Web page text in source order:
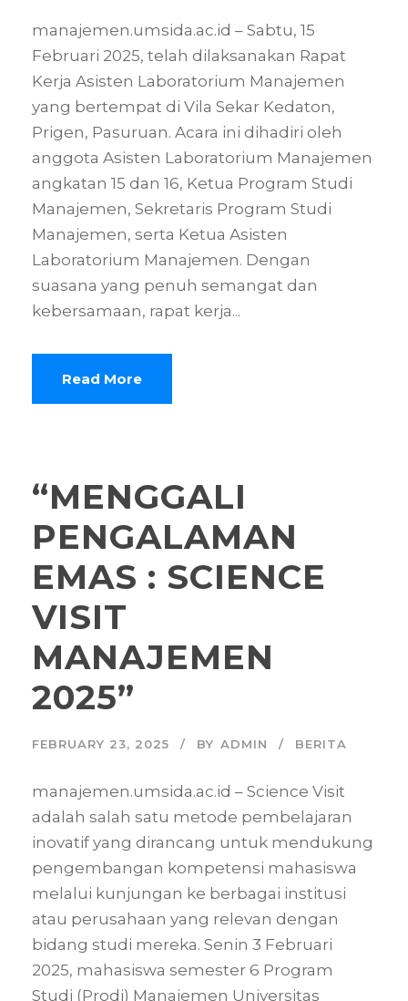
manajemen.umsida.ac.id – Sabtu, 15
Februari 2025, telah dilaksanakan Rapat
Kerja Asisten Laboratorium Manajemen
yang bertempat di Vila Sekar Kedaton,
Prigen, Pasuruan. Acara ini dihadiri oleh
anggota Asisten Laboratorium Manajemen
angkatan 15 dan 16, Ketua Program Studi
Manajemen, Sekretaris Program Studi
Manajemen, serta Ketua Asisten
Laboratorium Manajemen. Dengan
suasana yang penuh semangat dan
kebersamaan, rapat kerja...
Read More
“MENGGALI
PENGALAMAN
EMAS : SCIENCE
VISIT
MANAJEMEN
2025”
FEBRUARY 23, 2025 BY ADMIN BERITA
manajemen.umsida.ac.id – Science Visit
adalah salah satu metode pembelajaran
inovatif yang dirancang untuk mendukung
pengembangan kompetensi mahasiswa
melalui kunjungan ke berbagai institusi
atau perusahaan yang relevan dengan
bidang studi mereka. Senin 3 Februari
2025, mahasiswa semester 6 Program
Studi (Prodi) Manajemen Universitas